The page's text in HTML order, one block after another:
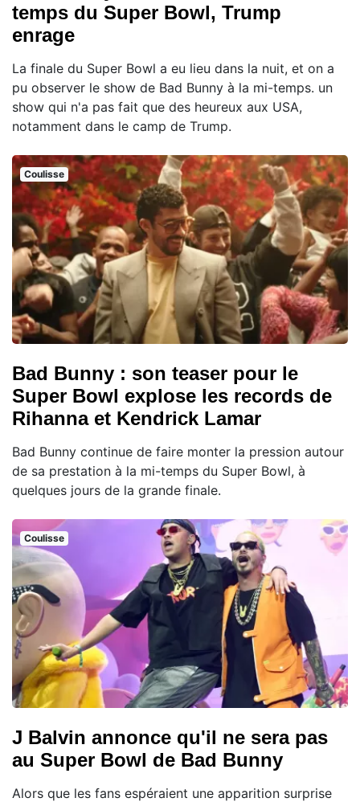
temps du Super Bowl, Trump
enrage
La finale du Super Bowl a eu lieu dans la nuit, et on a
pu observer le show de Bad Bunny à la mi-temps. un
show qui n'a pas fait que des heureux aux USA,
notamment dans le camp de Trump.
Coulisse
Bad Bunny : son teaser pour le
Super Bowl explose les records de
Rihanna et Kendrick Lamar
Bad Bunny continue de faire monter la pression autour
de sa prestation à la mi-temps du Super Bowl, à
quelques jours de la grande finale.
Coulisse
J Balvin annonce qu'il ne sera pas
au Super Bowl de Bad Bunny
Alors que les fans espéraient une apparition surprise